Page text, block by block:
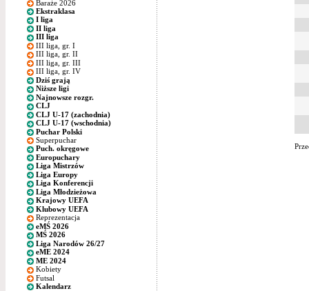
Baraże 2026
Ekstraklasa
I liga
II liga
III liga
III liga, gr. I
III liga, gr. II
III liga, gr. III
III liga, gr. IV
Dziś grają
Niższe ligi
Najnowsze rozgr.
CLJ
CLJ U-17 (zachodnia)
CLJ U-17 (wschodnia)
Puchar Polski
Superpuchar
Puch. okręgowe
Europuchary
Liga Mistrzów
Liga Europy
Liga Konferencji
Liga Młodzieżowa
Krajowy UEFA
Klubowy UEFA
Reprezentacja
eMŚ 2026
MŚ 2026
Liga Narodów 26/27
eME 2024
ME 2024
Kobiety
Futsal
Kalendarz